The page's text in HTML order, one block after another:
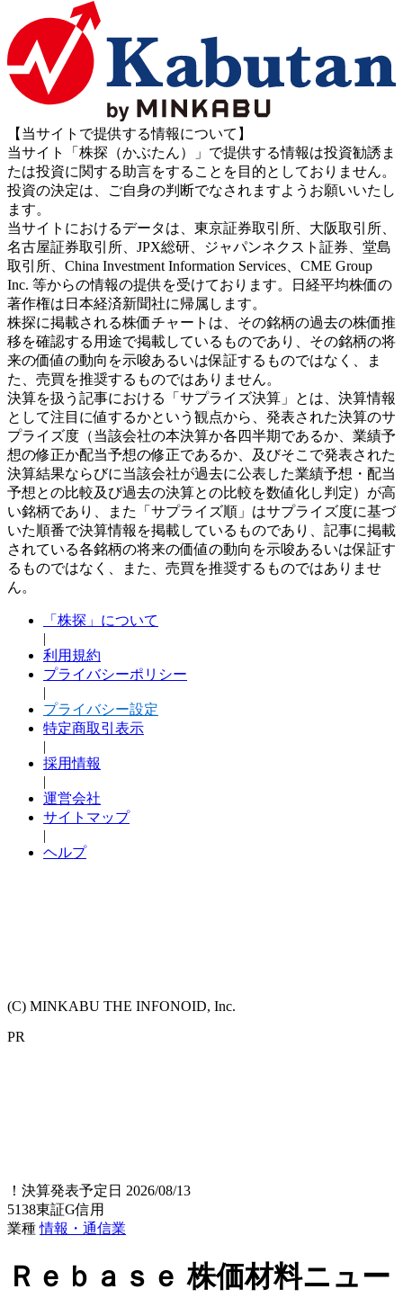
【当サイトで提供する情報について】
当サイト「株探（かぶたん）」で提供する情報は投資勧誘ま
たは投資に関する助言をすることを目的としておりません。
投資の決定は、ご自身の判断でなされますようお願いいたし
ます。
当サイトにおけるデータは、東京証券取引所、大阪取引所、
名古屋証券取引所、JPX総研、ジャパンネクスト証券、堂島
取引所、China Investment Information Services、CME Group
Inc. 等からの情報の提供を受けております。日経平均株価の
著作権は日本経済新聞社に帰属します。
株探に掲載される株価チャートは、その銘柄の過去の株価推
移を確認する用途で掲載しているものであり、その銘柄の将
来の価値の動向を示唆あるいは保証するものではなく、ま
た、売買を推奨するものではありません。
決算を扱う記事における「サプライズ決算」とは、決算情報
として注目に値するかという観点から、発表された決算のサ
プライズ度（当該会社の本決算か各四半期であるか、業績予
想の修正か配当予想の修正であるか、及びそこで発表された
決算結果ならびに当該会社が過去に公表した業績予想・配当
予想との比較及び過去の決算との比較を数値化し判定）が高
い銘柄であり、また「サプライズ順」はサプライズ度に基づ
いた順番で決算情報を掲載しているものであり、記事に掲載
されている各銘柄の将来の価値の動向を示唆あるいは保証す
るものではなく、また、売買を推奨するものではありませ
ん。
「株探」について
|
利用規約
プライバシーポリシー
|
プライバシー設定
特定商取引表示
|
採用情報
|
運営会社
サイトマップ
|
ヘルプ
(C) MINKABU THE INFONOID, Inc.
PR
！ 決算発表予定日 2026/08/13
5138東証G信用
業種情報・通信業
Ｒｅｂａｓｅ株価材料ニュー